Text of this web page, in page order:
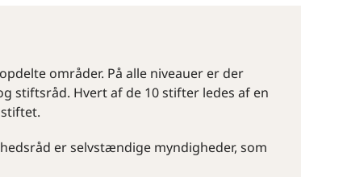
områder. På alle niveauer er der
stiftsråd. Hvert af de 10 stifter ledes af en
er selvstændige myndigheder, som